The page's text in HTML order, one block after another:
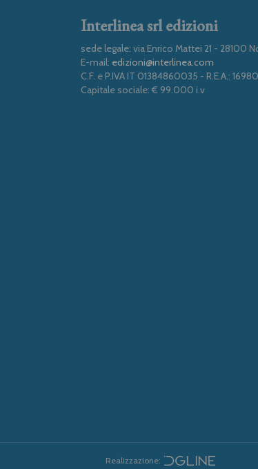
Interlinea srl edizioni
sede legale: via Enrico Mattei 21 - 28100
E-mail: edizioni@interlinea.com
C.F. e P.IVA IT 01384860035 - R.E.A.:
Capitale sociale: € 99.000 i.v
Realizzazione: